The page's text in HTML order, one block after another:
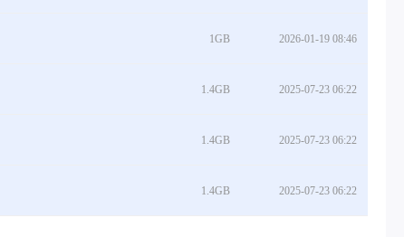
1GB 2026-01-19 08:46
1.4GB 2025-07-23 06:22
1.4GB 2025-07-23 06:22
1.4GB 2025-07-23 06:22